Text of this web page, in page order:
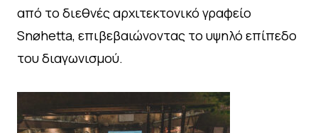
από το διεθνές αρχιτεκτονικό γραφείο
Snøhetta, επιβεβαιώνοντας το υψηλό επίπεδο
του διαγωνισμού.